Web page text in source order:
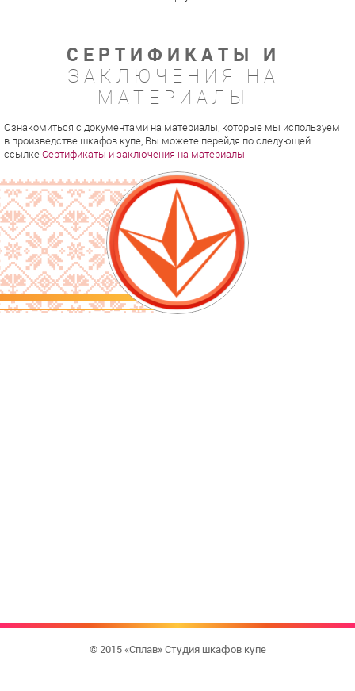
СЕРТИФИКАТЫ И
ЗАКЛЮЧЕНИЯ НА
МАТЕРИАЛЫ
Ознакомиться с документами на материалы, которые мы используем
в произведстве шкафов купе, Вы можете перейдя по следующей
ссылкеСертификаты и заключения на материалы
© 2015 «Сплав» Студия шкафов купе